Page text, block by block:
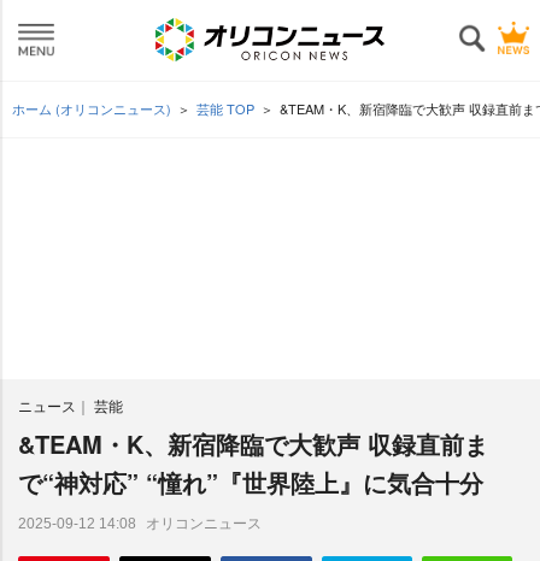
ホーム (オリコンニュース) 芸能 TOP &TEAM・K、新宿降臨で大歓声 収録直前ま
ニュース 芸能
&TEAM・K、新宿降臨で大歓声 収録直前ま
で“神対応” “憧れ”『世界陸上』に気合十分
2025-09-12 14:08 オリコンニュース